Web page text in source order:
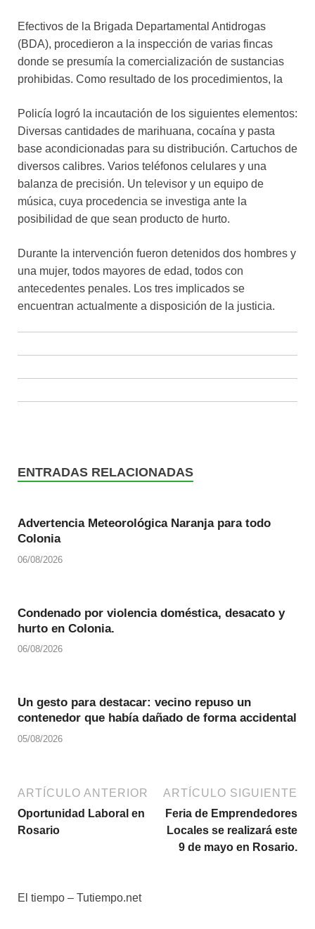
Efectivos de la Brigada Departamental Antidrogas
(BDA), procedieron a la inspección de varias fincas
donde se presumía la comercialización de sustancias
prohibidas. Como resultado de los procedimientos, la
Policía logró la incautación de los siguientes elementos:
Diversas cantidades de marihuana, cocaína y pasta
base acondicionadas para su distribución. Cartuchos de
diversos calibres. Varios teléfonos celulares y una
balanza de precisión. Un televisor y un equipo de
música, cuya procedencia se investiga ante la
posibilidad de que sean producto de hurto.
Durante la intervención fueron detenidos dos hombres y
una mujer, todos mayores de edad, todos con
antecedentes penales. Los tres implicados se
encuentran actualmente a disposición de la justicia.
ENTRADAS RELACIONADAS
Advertencia Meteorológica Naranja para todo
Colonia
06/08/2026
Condenado por violencia doméstica, desacato y
hurto en Colonia.
06/08/2026
Un gesto para destacar: vecino repuso un
contenedor que había dañado de forma accidental
05/08/2026
ARTÍCULO ANTERIOR
Oportunidad Laboral en
Rosario
ARTÍCULO SIGUIENTE
Feria de Emprendedores
Locales se realizará este
9 de mayo en Rosario.
El tiempo – Tutiempo.net